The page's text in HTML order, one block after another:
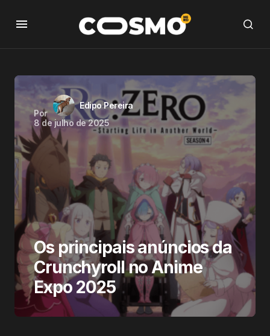
Por
Edipo Pereira
8 de julho de 2025
Os principais anúncios da
Crunchyroll no Anime
Expo 2025